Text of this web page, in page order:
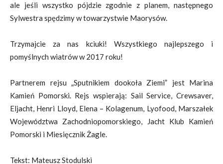
ale jeśli wszystko pójdzie zgodnie z planem, następnego
Sylwestra spędzimy w towarzystwie Maorysów.
Trzymajcie za nas kciuki! Wszystkiego najlepszego i
pomyślnych wiatrów w 2017 roku!
Partnerem rejsu „Sputnikiem dookoła Ziemi” jest Marina
Kamień Pomorski. Rejs wspierają: Sail Service, Crewsaver,
Eljacht, Henri Lloyd, Elena – Kolagenum, Lyofood, Marszałek
Województwa Zachodniopomorskiego, Jacht Klub Kamień
Pomorski i Miesięcznik Żagle.
Tekst: Mateusz Stodulski